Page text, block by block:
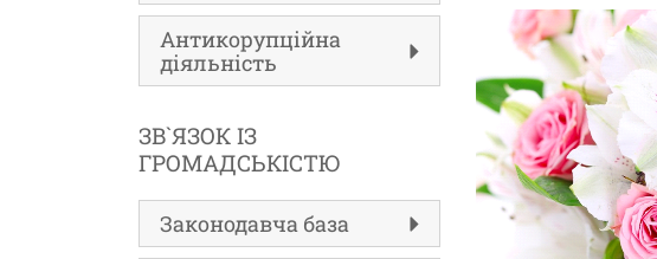
Антикорупційна
діяльність
ЗВ`ЯЗОК ІЗ
ГРОМАДСЬКІСТЮ
Законодавча база